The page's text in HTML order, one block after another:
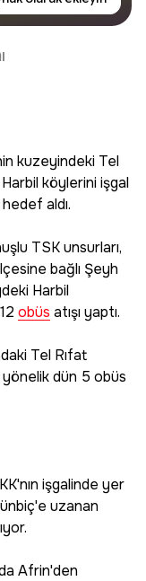
kuzeyindeki Tel
köylerini işgal
aldı.
TSK unsurları,
bağlı Şeyh
Harbil
obüs atışı yaptı.
Tel Rıfat
dün 5 obüs
işgalinde yer
uzanan
Afrin'den